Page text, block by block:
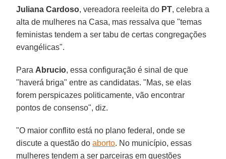
Juliana Cardoso, vereadora reeleita do PT, celebra a
alta de mulheres na Casa, mas ressalva que "temas
feministas tendem a ser tabu de certas congregações
evangélicas".
Para Abrucio, essa configuração é sinal de que
"haverá briga" entre as candidatas. "Mas, se elas
forem perspicazes politicamente, vão encontrar
pontos de consenso", diz.
"O maior conflito está no plano federal, onde se
discute a questão doaborto. No município, essas
mulheres tendem a ser parceiras em questões